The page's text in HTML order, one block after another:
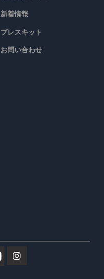
新着情報
プレスキット
お問い合わせ